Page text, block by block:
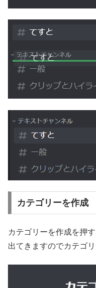
カテゴリーを作成
カテゴリーを作成を押
出てきますのでカテゴ